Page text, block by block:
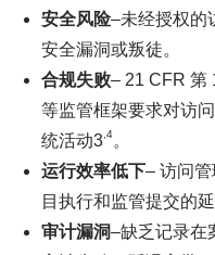
安全风险–未经授权的
安全漏洞或叛徒。
合规失败– 21 CFR 第
等监管框架要求对访
统活动3 ,4。
运行效率低下– 访问
目执行和监管提交的延
审计漏洞–缺乏记录在